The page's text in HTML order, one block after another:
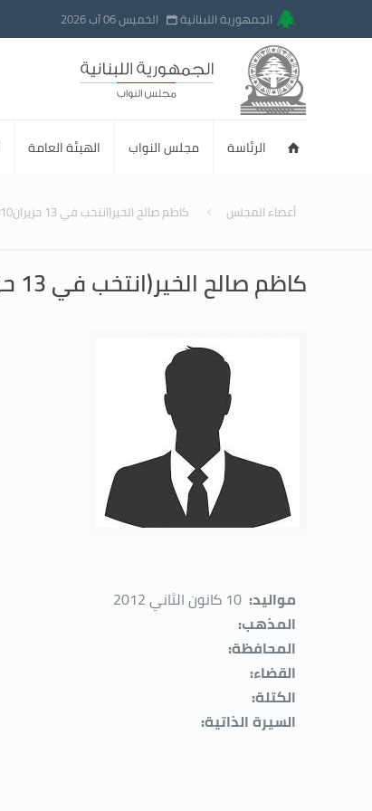
الجمهورية اللبنانية الخميس 06 آب 2026
الرئاسة مجلس النواب الهيئة العامة
أعضاء المجلس كاظم صالح الخير(انتخب في 13 حزيران2010)
كاظم صالح الخير(انتخب في 13 حزيران2010)
مواليد: 10 كانون الثاني 2012
المذهب:
المحافظة:
القضاء:
الكتلة:
السيرة الذاتية: